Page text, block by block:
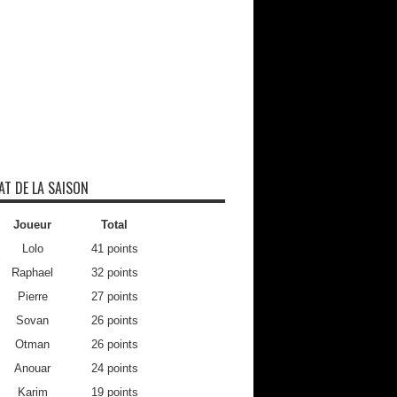
DE LA SAISON
Joueur
Total
Lolo
41 points
Raphael
32 points
Pierre
27 points
Sovan
26 points
Otman
26 points
Anouar
24 points
Karim
19 points